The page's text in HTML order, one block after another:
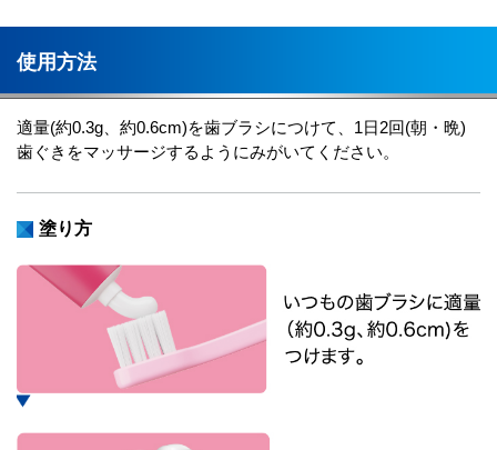
使用方法
適量(約0.3g、約0.6cm)を歯ブラシにつけて、1日2回(朝・晩)
歯ぐきをマッサージするようにみがいてください。
塗り方